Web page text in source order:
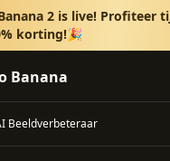
2 is live! Profiteer
korting!🎉
Banana
Beeldverbeteraar